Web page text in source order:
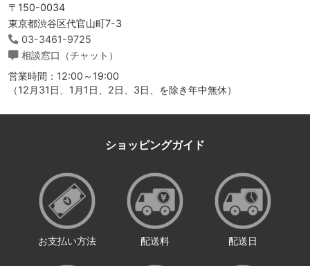
〒150-0034
東京都渋谷区代官山町7-3
03-3461-9725
相談窓口（チャット）
営業時間：12:00～19:00
（12月31日、1月1日、2日、3日、を除き年中無休）
ショッピングガイド
お支払い方法 配送料 配送日